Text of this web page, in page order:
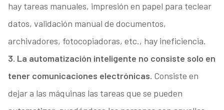
hay tareas manuales, impresión en papel para teclear
datos, validación manual de documentos,
archivadores, fotocopiadoras, etc., hay ineficiencia.
3. La automatización inteligente no consiste solo en
tener comunicaciones electrónicas. Consiste en
dejar a las máquinas las tareas que se pueden